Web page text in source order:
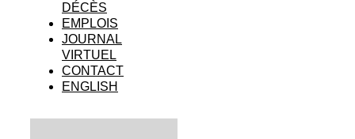
DÉCÈS
EMPLOIS
JOURNAL
VIRTUEL
CONTACT
ENGLISH